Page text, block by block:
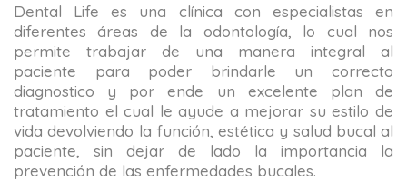
Dental Life es una clínica con especialistas en
diferentes áreas de la odontología, lo cual nos
permite trabajar de una manera integral al
paciente para poder brindarle un correcto
diagnostico y por ende un excelente plan de
tratamiento el cual le ayude a mejorar su estilo de
vida devolviendo la función, estética y salud bucal al
paciente, sin dejar de lado la importancia la
prevención de las enfermedades bucales.